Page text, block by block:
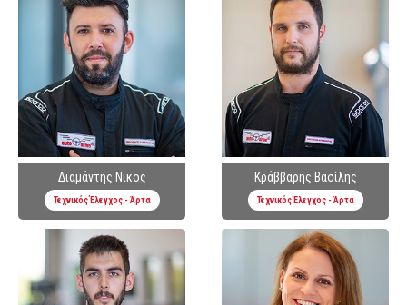
Διαμάντης Νίκος
Τεχνικός Έλεγχος - Άρτα
Κράββαρης Βασίλης
Τεχνικός Έλεγχος - Άρτα